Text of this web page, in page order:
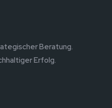
Beratung.
Erfolg.